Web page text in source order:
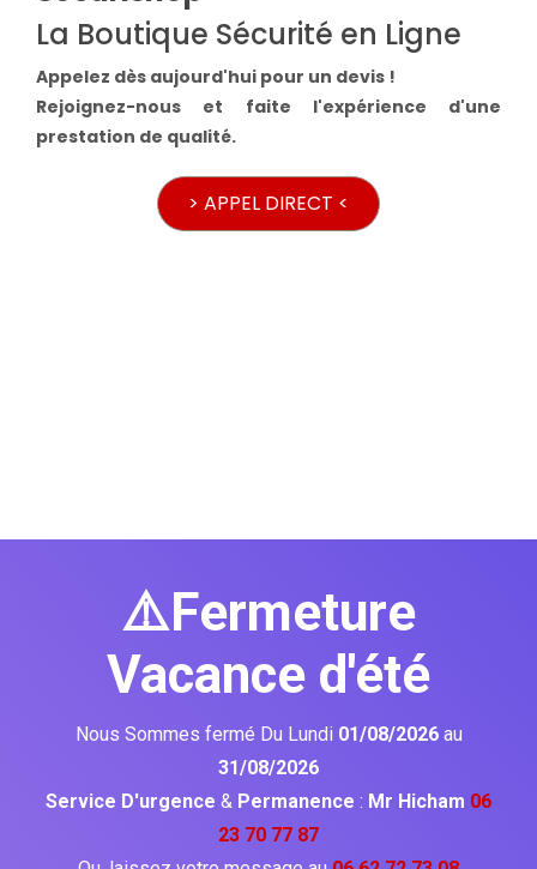
La Boutique Sécurité en Ligne
Appelez dès aujourd'hui pour un devis !
Rejoignez-nous et faite l'expérience d'une
prestation de qualité.
> APPEL DIRECT <
⚠️Fermeture
Vacance d'été
Nous Sommes fermé Du Lundi 01/08/2026 au
31/08/2026
Service D'urgence & Permanence : Mr Hicham 06
23 70 77 87